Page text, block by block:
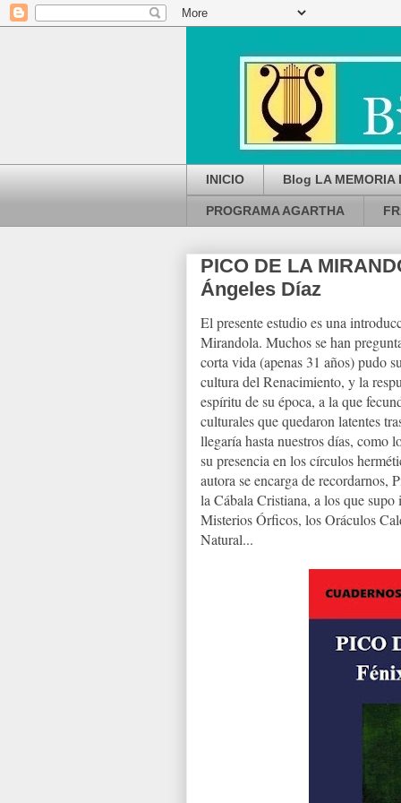
INICIO Blog LA MEMORIA
PROGRAMA AGARTHA
PICO DE LA
Ángeles Díaz
El presente estudio es una
Mirandola. Muchos se han
corta vida (apenas 31 años) pudo
cultura del Renacimiento, y la
espíritu de su época, a la que
culturales que quedaron latentes
llegaría hasta nuestros días, como
su presencia en los círculos
autora se encarga de recordarnos,
la Cábala Cristiana, a los que
Misterios Órficos, los Oráculos
Natural...